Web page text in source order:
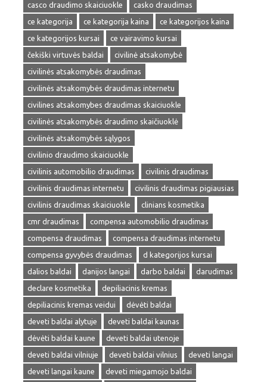
casco draudimo skaiciuokle
casko draudimas
ce kategorija
ce kategorija kaina
ce kategorijos kaina
ce kategorijos kursai
ce vairavimo kursai
čekiški virtuvės baldai
civilinė atsakomybė
civilinės atsakomybės draudimas
civilinės atsakomybės draudimas internetu
civilines atsakomybes draudimas skaiciuokle
civilinės atsakomybės draudimo skaičiuoklė
civilinės atsakomybės sąlygos
civilinio draudimo skaiciuokle
civilinis automobilio draudimas
civilinis draudimas
civilinis draudimas internetu
civilinis draudimas pigiausias
civilinis draudimas skaiciuokle
clinians kosmetika
cmr draudimas
compensa automobilio draudimas
compensa draudimas
compensa draudimas internetu
compensa gyvybės draudimas
d kategorijos kursai
dalios baldai
danijos langai darbo baldai
darudimas
declare kosmetika
depiliacinis kremas
depiliacinis kremas veidui
dėvėti baldai
deveti baldai alytuje
deveti baldai kaunas
dėvėti baldai kaune
deveti baldai utenoje
deveti baldai vilniuje
deveti baldai vilnius
deveti langai
deveti langai kaune
deveti miegamojo baldai